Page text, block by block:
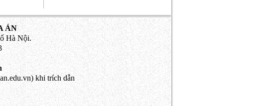
ÁN
Hà Nội.
khi trích dẫn